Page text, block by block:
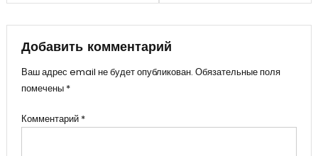
записям
Добавить комментарий
Ваш адрес email не будет опубликован. Обязательные поля
помечены *
Комментарий *